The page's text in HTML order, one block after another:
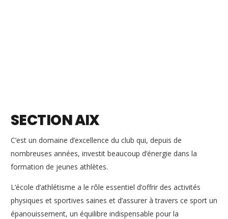
SECTION AIX
C’est un domaine d’excellence du club qui, depuis de
nombreuses années, investit beaucoup d’énergie dans la
formation de jeunes athlètes.
L’école d’athlétisme a le rôle essentiel d’offrir des activités
physiques et sportives saines et d’assurer à travers ce sport un
épanouissement, un équilibre indispensable pour la